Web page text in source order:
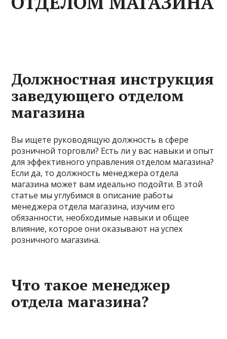
Должностная инструкция
заведующего отделом
магазина
Вы ищете руководящую должность в сфере
розничной торговли? Есть ли у вас навыки и опыт
для эффективного управления отделом магазина?
Если да, то должность менеджера отдела
магазина может вам идеально подойти. В этой
статье мы углубимся в описание работы
менеджера отдела магазина, изучим его
обязанности, необходимые навыки и общее
влияние, которое они оказывают на успех
розничного магазина.
Что такое менеджер
отдела магазина?